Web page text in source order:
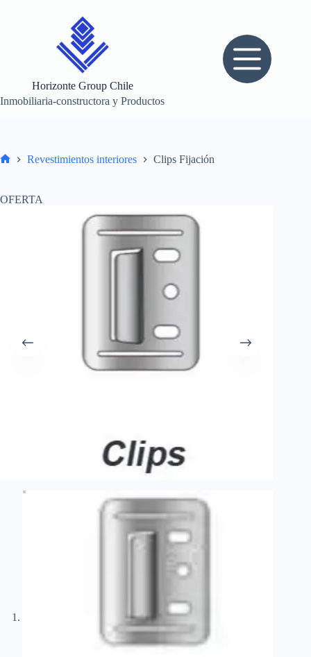
Horizonte Group Chile
Inmobiliaria-constructora y Productos
Revestimientos interiores Clips Fijación
OFERTA